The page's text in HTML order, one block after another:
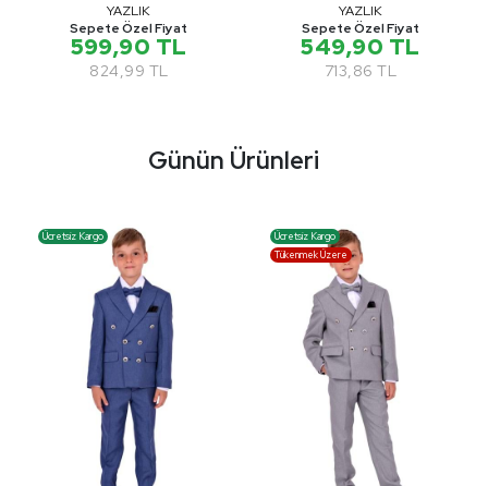
YAZLIK
Sepete Özel Fiyat
599,90 TL
824,99 TL
YAZLIK
Sepete Özel Fiyat
549,90 TL
713,86 TL
Günün Ürünleri
Ücretsiz Kargo
Ücretsiz Kargo
Tükenmek Üzere